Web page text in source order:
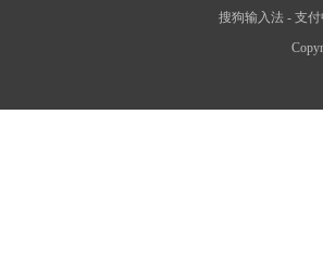
搜狗输入法- 支